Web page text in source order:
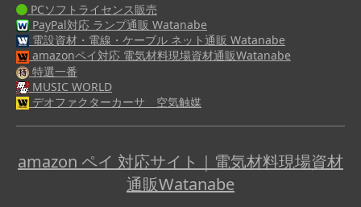
PCソフトライセンス販売
PayPal対応 ランプ通販 Watanabe
電設資材・電線・ケーブル ネット通販 Watanabe
amazonペイ対応 電気材料現場資材通販Watanabe
特選一番
MUSIC WORLD
デオファクターカーサ 空気触媒
amazon ペイ 対応サイト｜電気材料現場資材
通販Watanabe